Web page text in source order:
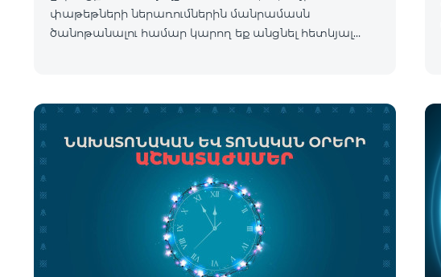
փաթեթների ներառումներին մանրամասն
ծանոթանալու համար կարող եք անցնել հետևյալ